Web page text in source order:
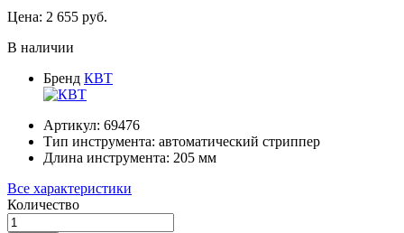
Цена: 2 655 руб.
В наличии
Бренд КВТ
Артикул: 69476
Тип инструмента: автоматический стриппер
Длина инструмента: 205 мм
Все характеристики
Количество